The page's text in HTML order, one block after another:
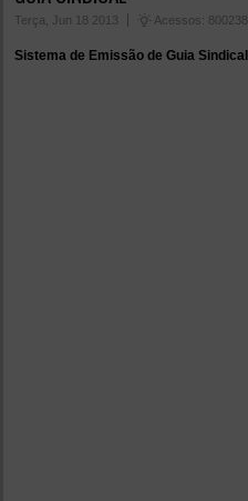
Terça, Jun 18 2013 Acessos: 800238
Sistema de Emissão de Guia Sindical